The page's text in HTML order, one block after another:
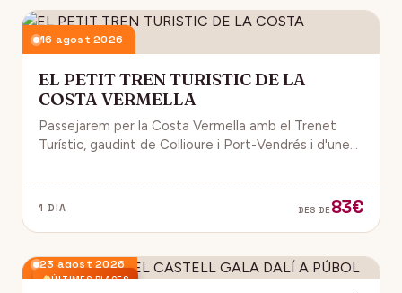
16 agost 2026
EL PETIT TREN TURISTIC DE LA
COSTA VERMELLA
Passejarem per la Costa Vermella amb el Trenet
Turístic, gaudint de Collioure i Port-Vendrés i d'unes
1 DIA DES DE 83€
ÚLTIMES PLACES
23 agost 2026